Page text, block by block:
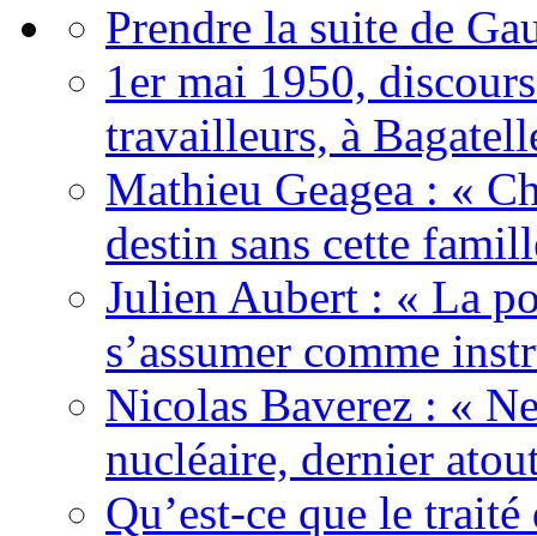
Prendre la suite de
1er mai 1950,
travailleurs, à
Mathieu Geagea : «
destin sans cette
Julien Aubert : « La
s’assumer comme
Nicolas Baverez : «
nucléaire, dernier
Qu’est-ce que le traité